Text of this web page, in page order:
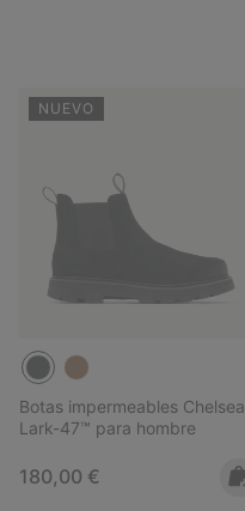
NUEVO
Botas impermeables Chelsea
Lark-47™ para hombre
Regular price:
180,00 €